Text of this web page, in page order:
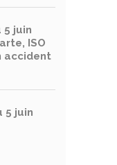
5 juin
ISO
accident
5 juin